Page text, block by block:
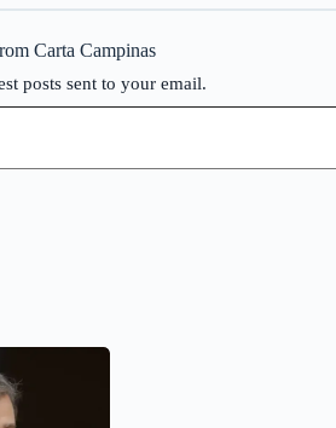
Carta Campinas
posts sent to your email.